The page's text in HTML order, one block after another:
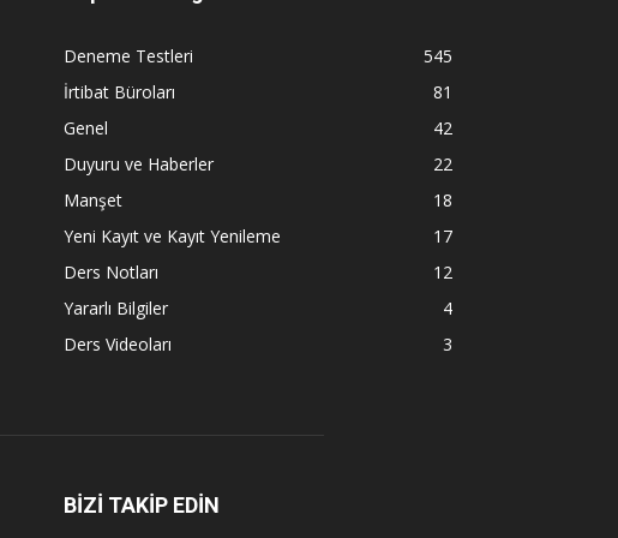
Deneme Testleri
545
İrtibat Büroları
81
Genel
42
Duyuru ve Haberler
22
Manşet
18
Yeni Kayıt ve Kayıt Yenileme
17
Ders Notları
12
Yararlı Bilgiler
4
Ders Videoları
3
BİZİ TAKİP EDİN